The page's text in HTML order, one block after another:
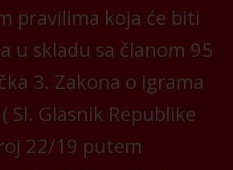
pravilima koja će biti
u skladu sa članom 95
3. Zakona o igrama
Sl. Glasnik Republike
22/19 putem